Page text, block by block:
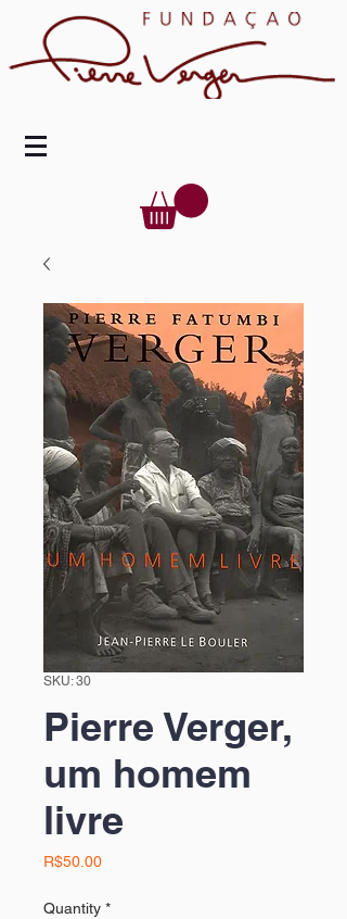
SKU: 30
Pierre Verger,
um homem
livre
R$50.00Price
Quantity *